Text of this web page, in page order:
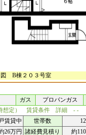
図 B棟２０３号室
ガス プロパンガス
想定） 賃貸条件 詳細 - -
賃貸中 世帯数
26万円 諸経費見積り 約